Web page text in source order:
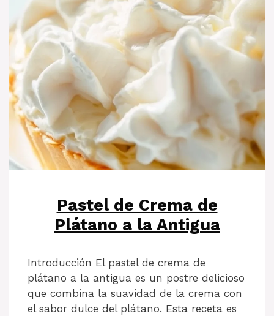
Pastel de Crema de
Plátano a la Antigua
Introducción El pastel de crema de
plátano a la antigua es un postre delicioso
que combina la suavidad de la crema con
el sabor dulce del plátano. Esta receta es